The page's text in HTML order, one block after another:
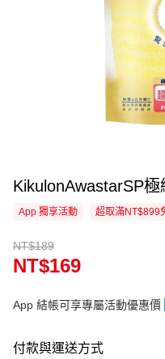
KikulonAwastarSP
App 獨享活動 超取滿NT$899
NT$189
NT$169
App 結帳可享專屬活動優惠價
付款與運送方式